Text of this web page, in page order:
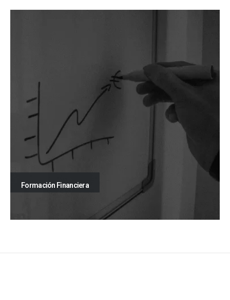
Formación Financiera